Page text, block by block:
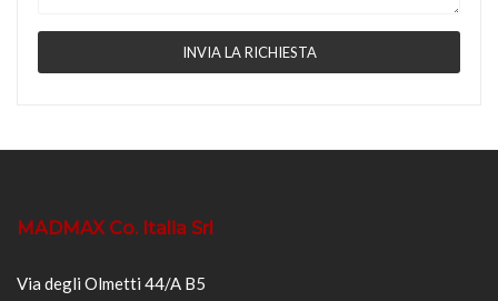
MADMAX Co. Italia Srl
Via degli Olmetti 44/A B5